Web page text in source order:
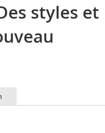
styles et